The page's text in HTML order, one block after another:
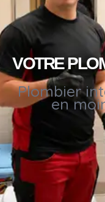
VOTRE
Plombier
en